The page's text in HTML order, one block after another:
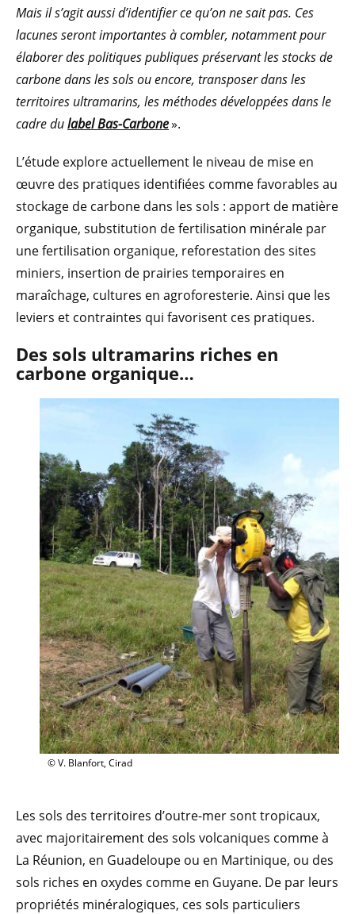
Mais il s’agit aussi d’identifier ce qu’on ne sait pas. Ces
lacunes seront importantes à combler, notamment pour
élaborer des politiques publiques préservant les stocks de
carbone dans les sols ou encore, transposer dans les
territoires ultramarins, les méthodes développées dans le
cadre dulabel Bas-Carbone».
L’étude explore actuellement le niveau de mise en
œuvre des pratiques identifiées comme favorables au
stockage de carbone dans les sols : apport de matière
organique, substitution de fertilisation minérale par
une fertilisation organique, reforestation des sites
miniers, insertion de prairies temporaires en
maraîchage, cultures en agroforesterie. Ainsi que les
leviers et contraintes qui favorisent ces pratiques.
Des sols ultramarins riches en
carbone organique…
© V. Blanfort, Cirad
Les sols des territoires d’outre-mer sont tropicaux,
avec majoritairement des sols volcaniques comme à
La Réunion, en Guadeloupe ou en Martinique, ou des
sols riches en oxydes comme en Guyane. De par leurs
propriétés minéralogiques, ces sols particuliers